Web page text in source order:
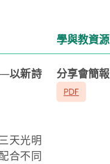
學與教資源
以新詩
天光明
合不同
分享會簡報